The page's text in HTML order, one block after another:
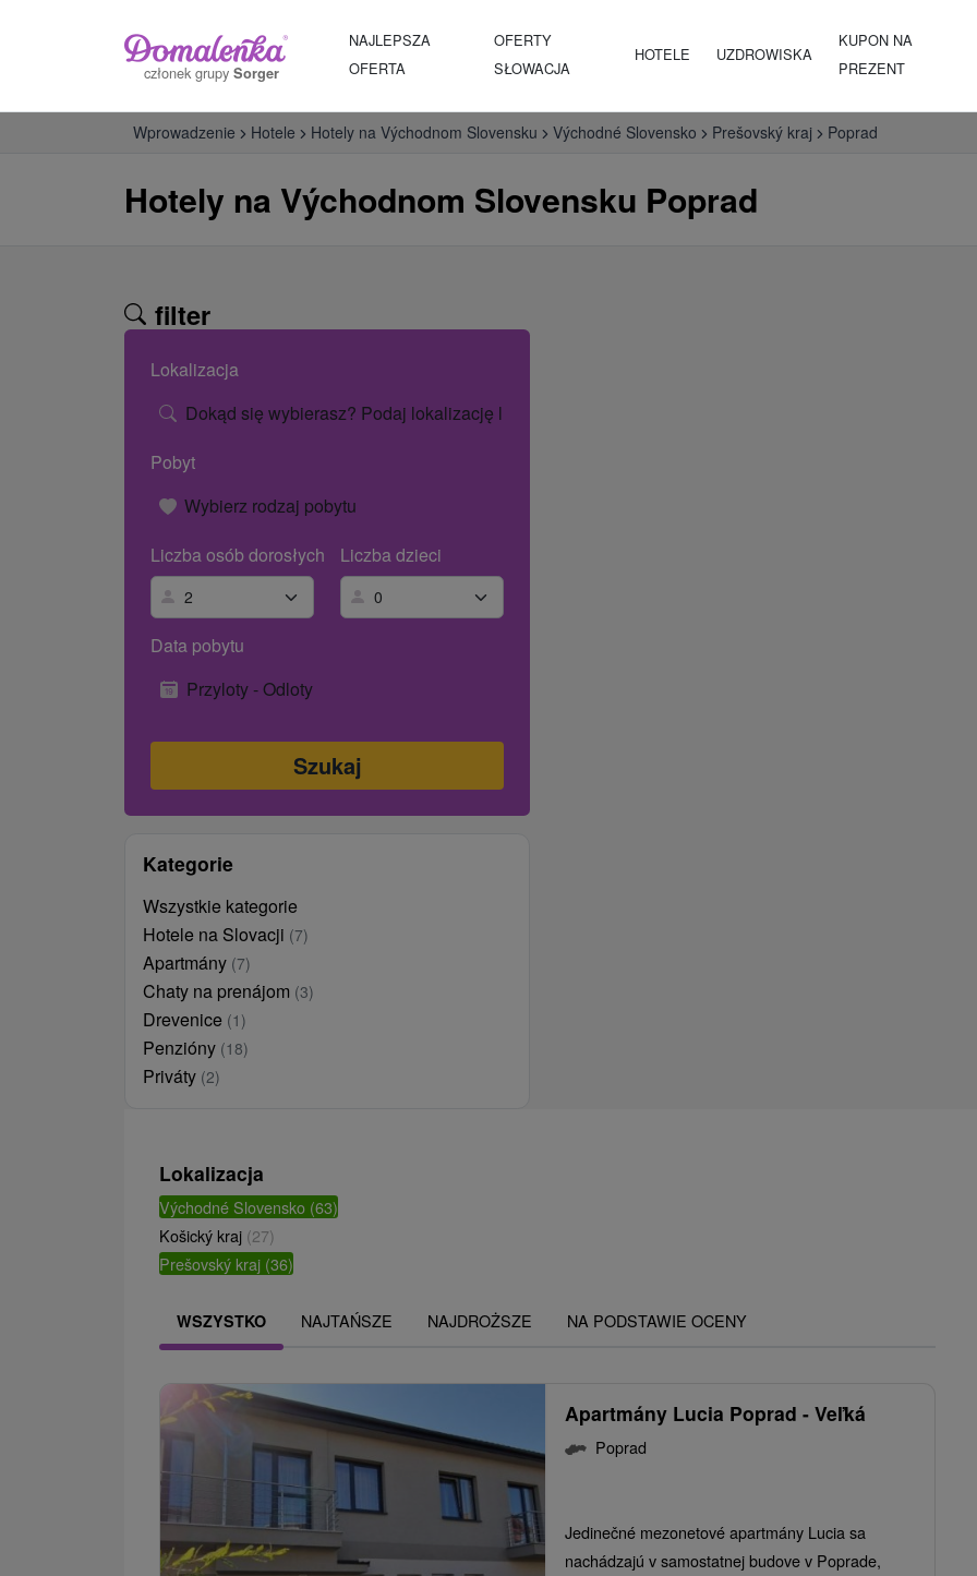
członek grupy Sorger
NAJLEPSZA
OFERTA
OFERTY
SŁOWACJA
HOTELE UZDROWISKA
KUPON NA
PREZENT
Wprowadzenie Hotele Hotely na Východnom Slovensku Východné Slovensko Prešovský kraj Poprad
Hotely na Východnom Slovensku Poprad
filter
Lokalizacja
Dokąd się wybierasz? Podaj lokalizację lub nazwę hotelu.
Pobyt
Wybierz rodzaj pobytu
Liczba osób dorosłych
Liczba dzieci
Data pobytu
Przyloty - Odloty
Kategorie
Wszystkie kategorie
Hotele na Slovacji (7)
Apartmány (7)
Chaty na prenájom (3)
Drevenice (1)
Penzióny (18)
Priváty (2)
Lokalizacja
Východné Slovensko (63)
Košický kraj (27)
Prešovský kraj (36)
WSZYSTKO NAJTAŃSZE NAJDROŻSZE NA PODSTAWIE OCENY
Apartmány Lucia Poprad - Veľká
Poprad
Jedinečné mezonetové apartmány Lucia sa
nachádzajú v samostatnej budove v Poprade,